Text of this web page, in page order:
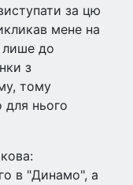
за цю
мене на
лише до
з
тому
для нього
в "Динамо", а